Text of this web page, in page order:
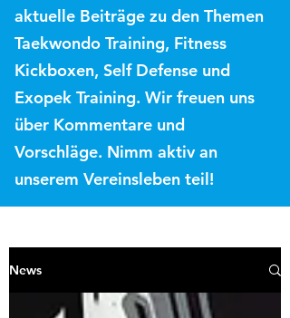
aktuelle Beiträge zu den Themen
Taekwondo Training, Fitness
Kickboxen, Self Defense und
Exopek Training. Wir freuen uns
über Kommentare und
Vorschläge. Nimm aktiv an
unserem Vereinsleben teil!
News